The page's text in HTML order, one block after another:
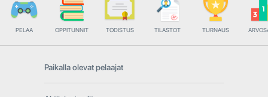
PELAA OPPITUNNIT TODISTUS TILASTOT TURNAUS
Paikalla olevat pelaajat